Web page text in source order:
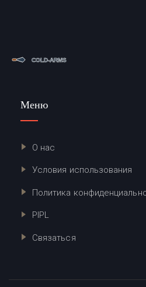
Меню
О нас
Условия использования
Политика
PIPL
Связаться